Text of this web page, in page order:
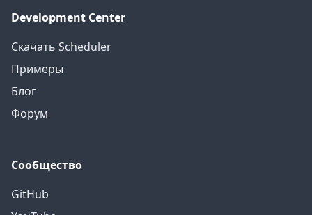
Development Center
Скачать Scheduler
Примеры
Блог
Форум
Сообщество
GitHub